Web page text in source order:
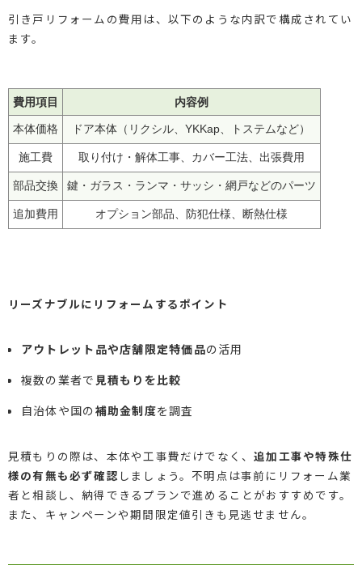
引き戸リフォームの費用は、以下のような内訳で構成されてい
ます。
費用項目 内容例
本体価格 ドア本体（リクシル、YKKap、トステムなど）
施工費 取り付け・解体工事、カバー工法、出張費用
部品交換 鍵・ガラス・ランマ・サッシ・網戸などのパーツ
追加費用 オプション部品、防犯仕様、断熱仕様
リーズナブルにリフォームするポイント
アウトレット品や店舗限定特価品の活用
複数の業者で 見積もりを比較
自治体や国の補助金制度を調査
見積もりの際は、本体や工事費だけでなく、追加工事や特殊仕
様の有無も必ず確認 しましょう。不明点は事前にリフォーム業
者と相談し、納得できるプランで進めることがおすすめです。
また、キャンペーンや期間限定値引きも見逃せません。